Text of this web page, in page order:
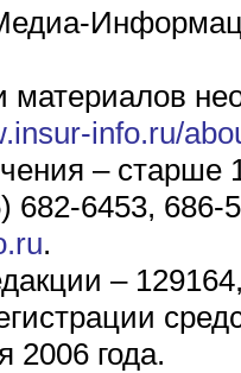
материалов
info.ru/
– старше
682-6453, 686-
.
–
2006 года.